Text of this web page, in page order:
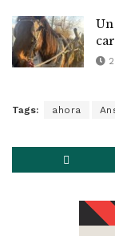
Tags: ahora